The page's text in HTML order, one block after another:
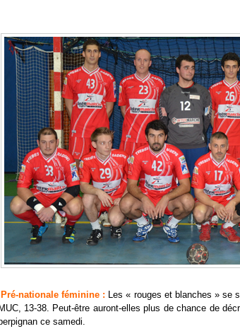
Pré-nationale féminine : Les « rouges et blanches » se
MUC, 13-38. Peut-être auront-elles plus de chance de
ce samedi.